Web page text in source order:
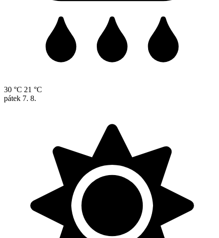
30 °C 21 °C
pátek 7. 8.